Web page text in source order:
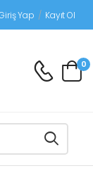
alıcı
Yap / Kayıt Ol
0